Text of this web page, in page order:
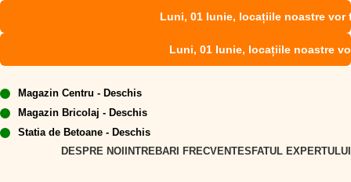
Luni, 01 Iunie, locațiile noastre vor fi
Luni, 01 Iunie, locațiile noastre vor
Magazin Centru - Deschis
Magazin Bricolaj - Deschis
Statia de Betoane - Deschis
DESPRE NOI
INTREBARI FRECVENTESFATUL EXPERTULUI